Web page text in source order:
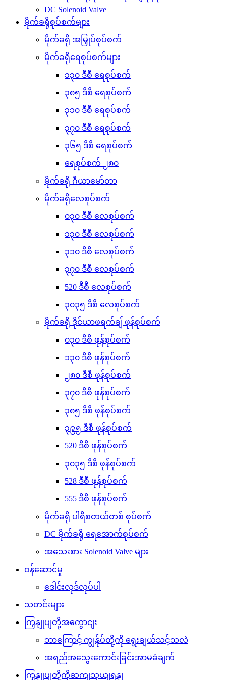
DC Solenoid Valve
မိုက်ခရိုစုပ်စက်များ
မိုက်ခရို အမြှုပ်စုပ်စက်
မိုက်ခရိုရေစုပ်စက်များ
၁၃၀ ဒီစီ ရေစုပ်စက်
၃၈၅ ဒီစီ ရေစုပ်စက်
၃၁၀ ဒီစီ ရေစုပ်စက်
၃၇၀ ဒီစီ ရေစုပ်စက်
၃၆၅ ဒီစီ ရေစုပ်စက်
ရေစုပ်စက် ၂၈၀
မိုက်ခရို ဂီယာမော်တာ
မိုက်ခရိုလေစုပ်စက်
၀၃၀ ဒီစီ လေစုပ်စက်
၁၃၀ ဒီစီ လေစုပ်စက်
၃၁၀ ဒီစီ လေစုပ်စက်
၃၇၀ ဒီစီ လေစုပ်စက်
520 ဒီစီ လေစုပ်စက်
၃၀၃၅ ဒီစီ လေစုပ်စက်
မိုက်ခရို ဒိုင်ယာဖရက်ချ် ဖုန်စုပ်စက်
၀၃၀ ဒီစီ ဖုန်စုပ်စက်
၁၃၀ ဒီစီ ဖုန်စုပ်စက်
၂၈၀ ဒီစီ ဖုန်စုပ်စက်
၃၇၀ ဒီစီ ဖုန်စုပ်စက်
၃၈၅ ဒီစီ ဖုန်စုပ်စက်
၃၉၅ ဒီစီ ဖုန်စုပ်စက်
520 ဒီစီ ဖုန်စုပ်စက်
၃၀၃၅ ဒီစီ ဖုန်စုပ်စက်
528 ဒီစီ ဖုန်စုပ်စက်
555 ဒီစီ ဖုန်စုပ်စက်
မိုက်ခရို ပါရီစတယ်တစ် စုပ်စက်
DC မိုက်ခရို ရေအောက်စုပ်စက်
အသေးစား Solenoid Valve များ
ဝန်ဆောင်မှု
ဒေါင်းလုဒ်လုပ်ပါ
သတင်းများ
ကြှနျုပျတို့အကွောငျး
ဘာကြောင့် ကျွန်ုပ်တို့ကို ရွေးချယ်သင့်သလဲ
အရည်အသွေးကောင်းခြင်းအာမခံချက်
ကြှနျုပျတို့ကိုဆကျသှယျရနျ